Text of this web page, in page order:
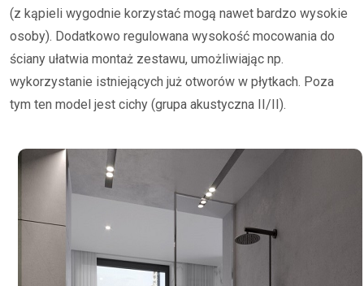
(z kąpieli wygodnie korzystać mogą nawet bardzo wysokie
osoby). Dodatkowo regulowana wysokość mocowania do
ściany ułatwia montaż zestawu, umożliwiając np.
wykorzystanie istniejących już otworów w płytkach. Poza
tym ten model jest cichy (grupa akustyczna II/II).